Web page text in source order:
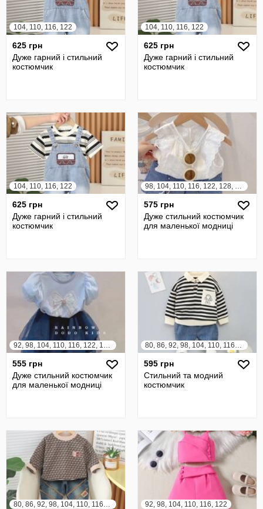
104, 110, 116, 122
625 грн
Дуже гарний і стильний
костюмчик
104, 110, 116, 122
625 грн
Дуже гарний і стильний
костюмчик
104, 110, 116, 122
625 грн
Дуже гарний і стильний
костюмчик
98, 104, 110, 116, 122, 128, 134, 140
575 грн
Дуже стильний костюмчик
для маленької модниці
92, 98, 104, 110, 116, 122, 128, 134, 140
555 грн
Дуже стильний костюмчик
для маленької модниці
80, 86, 92, 98, 104, 110, 116, 122
595 грн
Стильний та модний
костюмчик
80, 86, 92, 98, 104, 110, 116, 122 92, 98, 104, 110, 116, 122